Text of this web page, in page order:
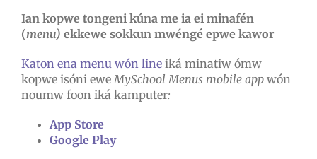
Ian kopwe tongeni kúna me ia ei minafén
(menu) ekkewe sokkun mwéngé epwe kawor
Katon ena menu wón lineiká minatiw ómw
kopwe isóni eweMySchool Menus mobile app wón
noumw foon iká kamputer:
App Store
Google Play